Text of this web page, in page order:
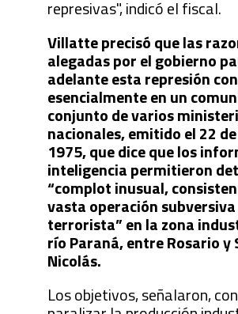
represivas", indicó el fiscal.
Villatte precisó que las
alegadas por el gobierno
adelante esta represión
esencialmente en un
conjunto de varios
nacionales, emitido el 22
1975, que dice que los
inteligencia permitieron
“complot inusual,
vasta operación subversiva
terrorista” en la zona
río Paraná, entre Rosario y
Nicolás.
Los objetivos, señalaron,